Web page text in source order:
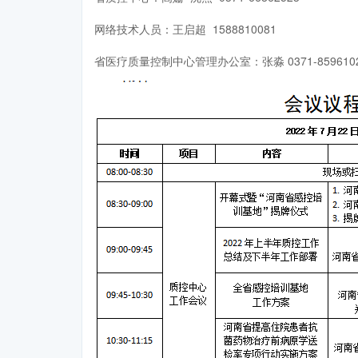
网络技术人员：王启超 1588810081
省医疗质量控制中心管理办公室：张淼 0371-